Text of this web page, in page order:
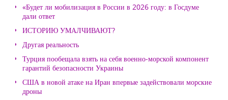
«Будет ли мобилизация в России в 2026 году: в Госдуме
дали ответ
ИСТОРИЮ УМАЛЧИВАЮТ?
Другая реальность
Турция пообещала взять на себя военно-морской компонент
гарантий безопасности Украины
США в новой атаке на Иран впервые задействовали морские
дроны